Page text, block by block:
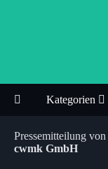
Kategorien
Pressemitteilung von
cwmk GmbH